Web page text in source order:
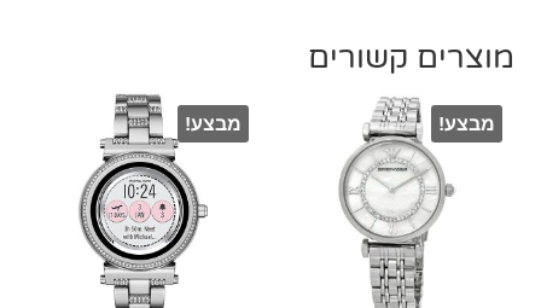
מוצרים קשורים
מבצע! מבצע!